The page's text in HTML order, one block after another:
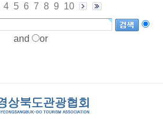
4 5 6 7 8 9 10
and or